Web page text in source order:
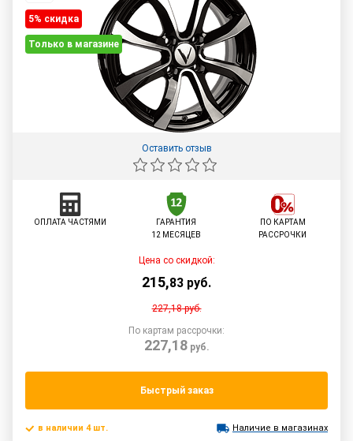
5% cкидка
Только в магазине
Оставить отзыв
ОПЛАТА ЧАСТЯМИ
ГАРАНТИЯ
12 МЕСЯЦЕВ
ПО КАРТАМ
РАССРОЧКИ
Цена со скидкой:
215,83 руб.
227,18руб.
По картам рассрочки:
227,18руб.
Быстрый заказ
в наличии 4 шт. Наличие в магазинах